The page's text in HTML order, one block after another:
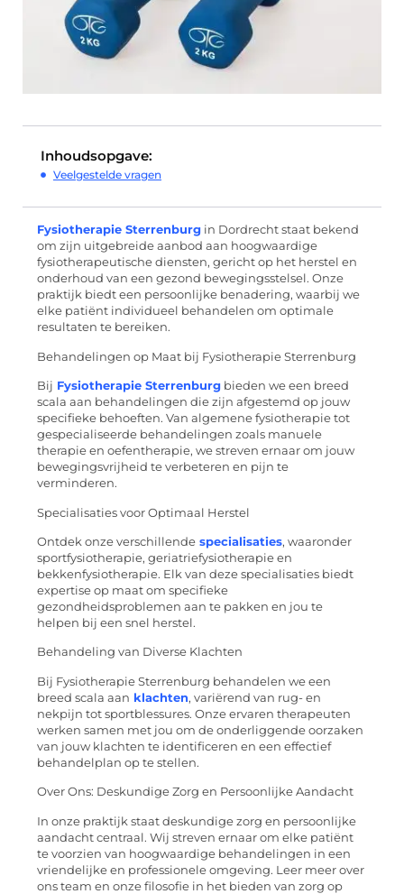
Inhoudsopgave:
Veelgestelde vragen
Fysiotherapie Sterrenburg in Dordrecht staat bekend
om zijn uitgebreide aanbod aan hoogwaardige
fysiotherapeutische diensten, gericht op het herstel en
onderhoud van een gezond bewegingsstelsel. Onze
praktijk biedt een persoonlijke benadering, waarbij we
elke patiënt individueel behandelen om optimale
resultaten te bereiken.
Behandelingen op Maat bij Fysiotherapie Sterrenburg
Bij Fysiotherapie Sterrenburg bieden we een breed
scala aan behandelingen die zijn afgestemd op jouw
specifieke behoeften. Van algemene fysiotherapie tot
gespecialiseerde behandelingen zoals manuele
therapie en oefentherapie, we streven ernaar om jouw
bewegingsvrijheid te verbeteren en pijn te
verminderen.
Specialisaties voor Optimaal Herstel
Ontdek onze verschillende specialisaties, waaronder
sportfysiotherapie, geriatriefysiotherapie en
bekkenfysiotherapie. Elk van deze specialisaties biedt
expertise op maat om specifieke
gezondheidsproblemen aan te pakken en jou te
helpen bij een snel herstel.
Behandeling van Diverse Klachten
Bij Fysiotherapie Sterrenburg behandelen we een
breed scala aan klachten, variërend van rug- en
nekpijn tot sportblessures. Onze ervaren therapeuten
werken samen met jou om de onderliggende oorzaken
van jouw klachten te identificeren en een effectief
behandelplan op te stellen.
Over Ons: Deskundige Zorg en Persoonlijke Aandacht
In onze praktijk staat deskundige zorg en persoonlijke
aandacht centraal. Wij streven ernaar om elke patiënt
te voorzien van hoogwaardige behandelingen in een
vriendelijke en professionele omgeving. Leer meer over
ons team en onze filosofie in het bieden van zorg op